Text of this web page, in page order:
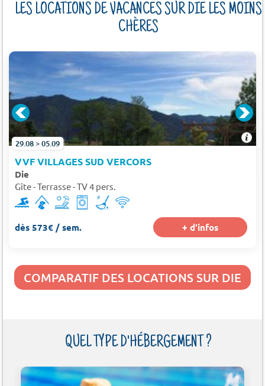
LES LOCATIONS DE VACANCES SUR DIE LES MOINS
CHÈRES
29.08 > 05.09
VVF VILLAGES SUD VERCORS
Die
Gîte - Terrasse - TV 4 pers.
dès 573€ / sem. + d'infos
COMPARATIF DES LOCATIONS SUR DIE
QUEL TYPE D'HÉBERGEMENT ?